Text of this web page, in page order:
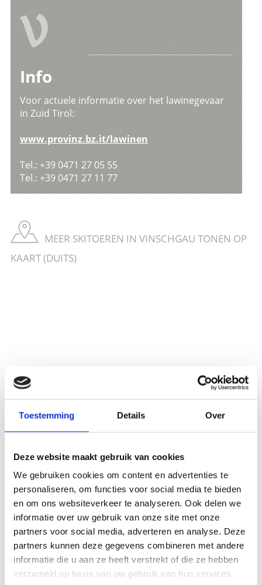
Toestemming Details Over
Deze website maakt gebruik van cookies
We gebruiken cookies om content en advertenties te
personaliseren, om functies voor social media te bieden
en om ons websiteverkeer te analyseren. Ook delen we
informatie over uw gebruik van onze site met onze
partners voor social media, adverteren en analyse. Deze
partners kunnen deze gegevens combineren met andere
informatie die u aan ze heeft verstrekt of die ze hebben
verzameld op basis van uw gebruik van hun services.
V
Info
Voor actuele informatie over het lawinegevaar
in Zuid Tirol:
www.provinz.bz.it/lawinen
Tel.: +39 0471 27 05 55
Tel.: +39 0471 27 11 77
MEER SKITOEREN IN VINSCHGAU TONEN OP
KAART (DUITS)
Meer interessante links